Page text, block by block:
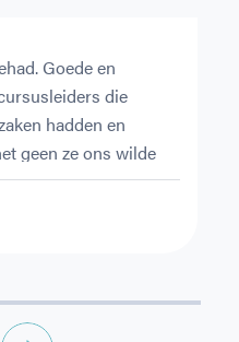
Goede en
die
hadden en
geen ze ons wilde